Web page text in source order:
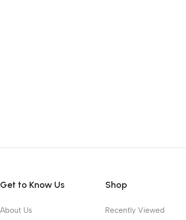
Get to Know Us
About Us
Shop
Recently Viewed